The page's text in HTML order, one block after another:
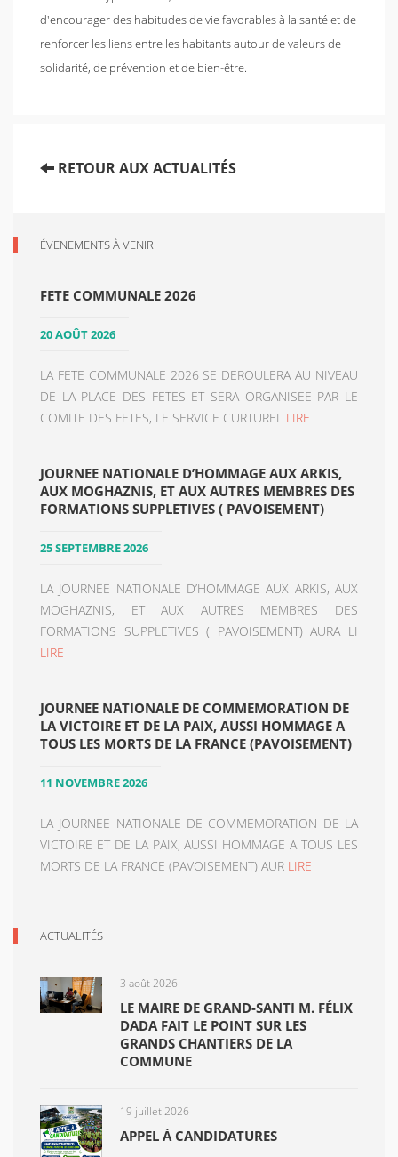
d'encourager des habitudes de vie favorables à la santé et de
renforcer les liens entre les habitants autour de valeurs de
solidarité, de prévention et de bien-être.
RETOUR AUX ACTUALITÉS
ÉVENEMENTS À VENIR
FETE COMMUNALE 2026
20 AOÛT 2026
LA FETE COMMUNALE 2026 SE DEROULERA AU NIVEAU
DE LA PLACE DES FETES ET SERA ORGANISEE PAR LE
COMITE DES FETES, LE SERVICE CURTUREL LIRE
JOURNEE NATIONALE D’HOMMAGE AUX ARKIS,
AUX MOGHAZNIS, ET AUX AUTRES MEMBRES DES
FORMATIONS SUPPLETIVES ( PAVOISEMENT)
25 SEPTEMBRE 2026
LA JOURNEE NATIONALE D’HOMMAGE AUX ARKIS, AUX
MOGHAZNIS, ET AUX AUTRES MEMBRES DES
FORMATIONS SUPPLETIVES ( PAVOISEMENT) AURA LI
LIRE
JOURNEE NATIONALE DE COMMEMORATION DE
LA VICTOIRE ET DE LA PAIX, AUSSI HOMMAGE A
TOUS LES MORTS DE LA FRANCE (PAVOISEMENT)
11 NOVEMBRE 2026
LA JOURNEE NATIONALE DE COMMEMORATION DE LA
VICTOIRE ET DE LA PAIX, AUSSI HOMMAGE A TOUS LES
MORTS DE LA FRANCE (PAVOISEMENT) AUR LIRE
ACTUALITÉS
3 août 2026
LE MAIRE DE GRAND-SANTI M. FÉLIX
DADA FAIT LE POINT SUR LES
GRANDS CHANTIERS DE LA
COMMUNE
19 juillet 2026
APPEL À CANDIDATURES